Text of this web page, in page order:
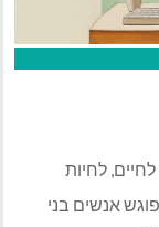
לחיות
אנשים בני